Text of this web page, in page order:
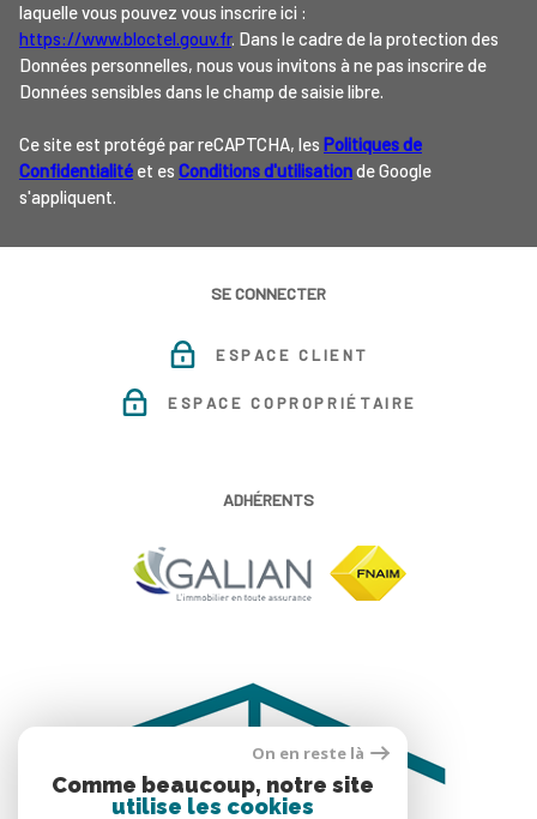
laquelle vous pouvez vous inscrire ici :
https://www.bloctel.gouv.fr. Dans le cadre de la protection des
Données personnelles, nous vous invitons à ne pas inscrire de
Données sensibles dans le champ de saisie libre.
Ce site est protégé par reCAPTCHA, les Politiques de
Confidentialité et es Conditions d'utilisationde Google
s'appliquent.
SE CONNECTER
ESPACE CLIENT
ESPACE COPROPRIÉTAIRE
ADHÉRENTS
On en reste là
Comme beaucoup, notre site
utilise les cookies